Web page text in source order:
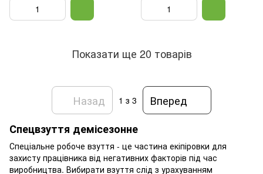
Показати ще 20 товарів
Назад 1 з 3
Вперед
Спецвзуття демісезонне
Спеціальне робоче взуття - це частина екіпіровки для
захисту працівника від негативних факторів під час
виробництва. Вибирати взуття слід з урахуванням